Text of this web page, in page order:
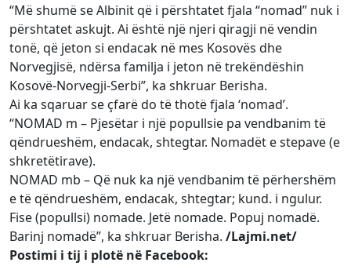
“Më shumë se Albinit që i përshtatet fjala “nomad” nuk i
përshtatet askujt. Ai është një njeri qiragji në vendin
tonë, që jeton si endacak në mes Kosovës dhe
Norvegjisë, ndërsa familja i jeton në trekëndëshin
Kosovë-Norvegji-Serbi”, ka shkruar Berisha.
Ai ka sqaruar se çfarë do të thotë fjala ‘nomad’.
“NOMAD m – Pjesëtar i një popullsie pa vendbanim të
qëndrueshëm, endacak, shtegtar. Nomadët e stepave (e
shkretëtirave).
NOMAD mb – Që nuk ka një vendbanim të përhershëm
e të qëndrueshëm, endacak, shtegtar; kund. i ngulur.
Fise (popullsi) nomade. Jetë nomade. Popuj nomadë.
Barinj nomadë”, ka shkruar Berisha. /Lajmi.net/
Postimi i tij i plotë në Facebook: